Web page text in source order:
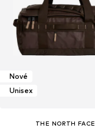
Nové
Unisex
THE NORTH FACE